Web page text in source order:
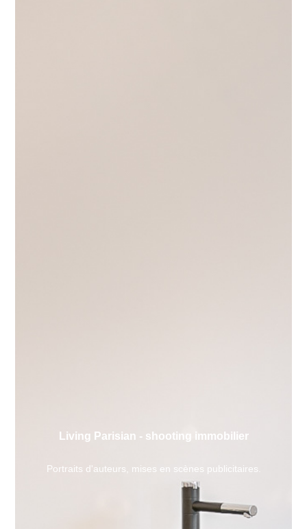
Living Parisian - shooting immobilier
Portraits d'auteurs, mises en scènes publicitaires.